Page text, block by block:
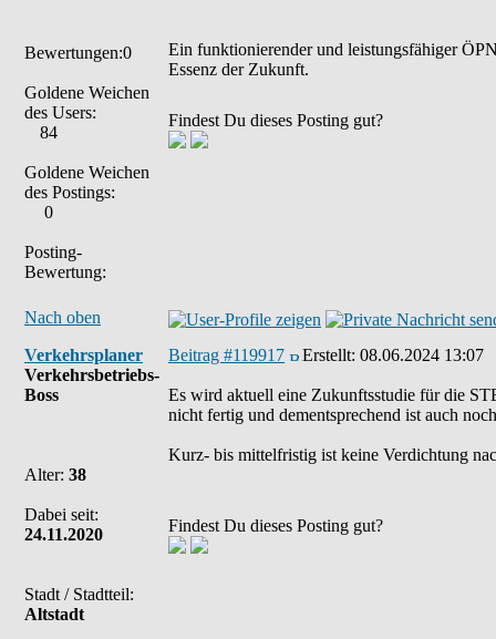
Bewertungen:0
Goldene Weichen
des Users:
84
Goldene Weichen
des Postings:
0
Posting-
Bewertung:
Ein funktionierender und leistungsfähiger
Essenz der Zukunft.
Findest Du dieses Posting gut?
Nach oben
Verkehrsplaner
Verkehrsbetriebs-
Boss
Alter: 38
Dabei seit:
24.11.2020
Stadt / Stadtteil:
Altstadt
Beitrag #119917 Erstellt: 08.06.2024 13:07
Es wird aktuell eine Zukunftsstudie für die
nicht fertig und dementsprechend ist auch
Kurz- bis mittelfristig ist keine Verdichtung
Findest Du dieses Posting gut?